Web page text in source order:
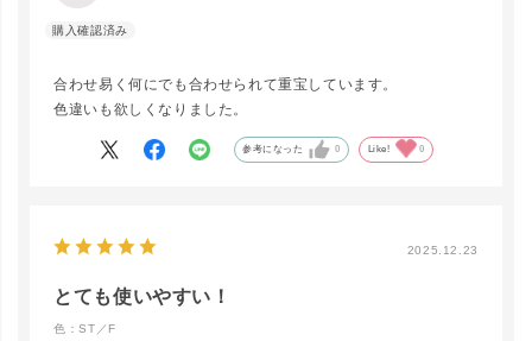
カラー/サイズ
合わせ易く何にでも合わせられて重宝しています。
色違いも欲しくなりました。
参考になった 0 Like! 0
2025.12.23
とても使いやすい！
色：ST／F